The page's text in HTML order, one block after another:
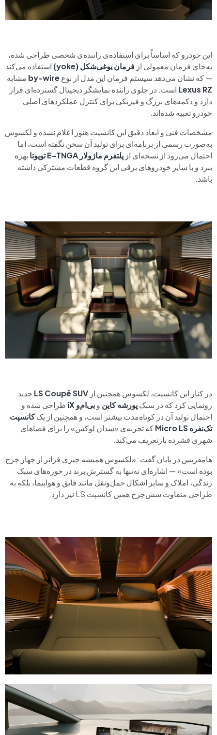
این خودرو که اساساً برای استفاده‌ی راننده‌ی شخصی طراحی شده،
به‌جای فرمان معمولی از فرمان یوغی‌شکل (yoke)
استفاده می‌کند
— که نشان می‌دهد سیستم فرمان این مدل از نوع by-wire مشابه
Lexus RZ است. در جلوی راننده نمایشگر دیجیتال گسترده‌ای قرار
دارد و دکمه‌های بزرگ و فیزیکی برای کنترل عملکردهای اصلی
خودرو تعبیه شده‌اند.
مشخصات فنی و ابعاد دقیق این کانسپت هنوز اعلام نشده و لکسوس
به‌صورت رسمی از برنامه‌ای برای تولید آن سخن نگفته است، اما
احتمال می‌رود از نسخه‌ای از پلتفرم ماژولار E-TNGA تویوتا
بهره
ببرد و با سایر خودروهای برقی این گروه قطعات مشترکی داشته
باشد.
در کنار این کانسپت، لکسوس همچنین از LS Coupé SUV جدید
رونمایی کرد که در سبکپورشه کاین وبی‌ام‌و iX
طراحی شده و
احتمال تولید آن در کوتاه‌مدت بیشتر است، و همچنین از یککانسپت
تک‌نفره Micro LS
که تجربه‌ی «سدان لوکس» را برای فضاهای
شهری فشرده بازتعریف می‌کند.
هامفریس در پایان گفت: «لکسوس همیشه چیزی فراتر از چهار چرخ
بوده است» — اشاره‌ای نه‌تنها به گسترش برند در حوزه‌های سبک
زندگی، املاک و سایر اشکال حمل‌ونقل مانند قایق و هواپیما، بلکه به
طراحی متفاوت شش‌چرخ همین کانسپت LS نیز دارد.